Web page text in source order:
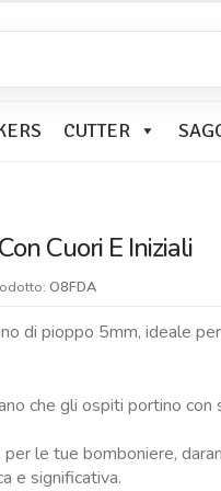
CUTTER
Cuori E Iniziali
O8FDA
di pioppo 5mm, ideale
che gli ospiti portino
per le tue bomboniere,
e significativa.